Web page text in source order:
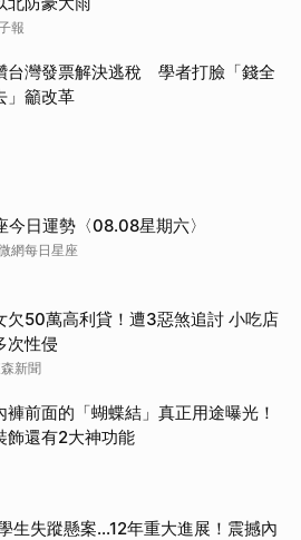
報
台灣發票解決逃稅 學者打臉「錢全
」籲改革
今日運勢〈08.08星期六〉
網每日星座
欠50萬高利貸！遭3惡煞追討 小吃店
次性侵
新聞
褲前面的「蝴蝶結」真正用途曝光！
飾還有2大神功能
生失蹤懸案...12年重大進展！震撼內